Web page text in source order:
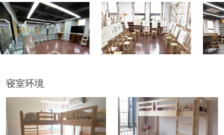
寝室环境